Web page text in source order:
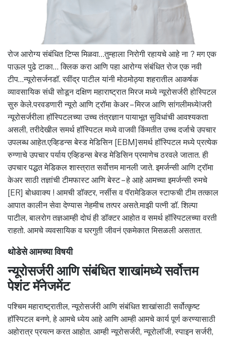
रोज आरोग्य संबंधित टिप्स मिळवा…तुम्हाला निरोगी रहायचे आहे ना ? मग एक
पाऊल पुढे टाका… क्लिक करा आणि पहा आरोग्य संबंधित रोज एक नवी
टीप…न्यूरोसर्जनडॉ. रवींद्र पाटील यांनी मोठमोठ्या शहरातील आकर्षक
व्यावसायिक संधी सोडून दक्षिण महाराष्ट्रात मिरज मध्ये न्यूरोसर्जरी होस्पिटल
सुरु केले.परवडणारी न्यूरो आणि ट्रॉमा केअर – मिरज आणि सांगलीमध्ये!जरी
न्यूरोसर्जरीला हॉस्पिटलच्या उच्च तंत्रज्ञान पायाभूत सुविधांची आवश्यकता
असली, तरीदेखील समर्थ हॉस्पिटल मध्ये वाजवी किंमतीत उच्च दर्जाचे उपचार
उपलब्ध आहेत.एव्हिडन्स बेस्ड मेडिसिन [EBM]समर्थ हॉस्पिटल मध्ये प्रत्येक
रुग्णाचे उपचार पर्याय एव्हिडन्स बेस्ड मेडिसिन प्रमाणेच ठरवले जातात. ही
उपचार पद्धत मेडिकल शास्त्रात सर्वोत्तम मानली जाते. इमर्जन्सी आणि ट्रॉमा
केअर साठी तज्ञांची टीमफास्ट आणि बेस्ट – हे आहे आमच्या इमर्जन्सी रुमचे
[ER] बोधवाक्य ! आमची डॉक्टर, नर्सीस व पॅरामेडिकल स्टाफची टीम तत्काल
आपात कालीन सेवा देण्यास नेहमीच तत्पर असते.माझी पत्नी डॉ. शिल्पा
पाटील, बालरोग तज्ञआम्ही दोघं ही डॉक्टर आहोत व समर्थ हॉस्पिटलच्या वरती
राहतो. आमचे व्यवसायिक व घरगुती जीवनं एकमेकात मिसळली असतात.
थोडेसे आमच्या विषयी
न्यूरोसर्जरी आणि संबंधित शाखांमध्ये सर्वोत्तम
पेशंट मॅनेजमेंट
पश्चिम महाराष्ट्रातील, न्यूरोसर्जरी आणि संबंधित शाखांसाठी सर्वोत्कृष्ट
हॉस्पिटल बनणे, हे आमचे ध्येय आहे आणि आम्ही आमचे कार्य पूर्ण करण्यासाठी
अहोरात्र प्रयत्न करत आहोत. आम्ही न्यूरोसर्जरी, न्यूरोलॉजी, स्पाइन सर्जरी,